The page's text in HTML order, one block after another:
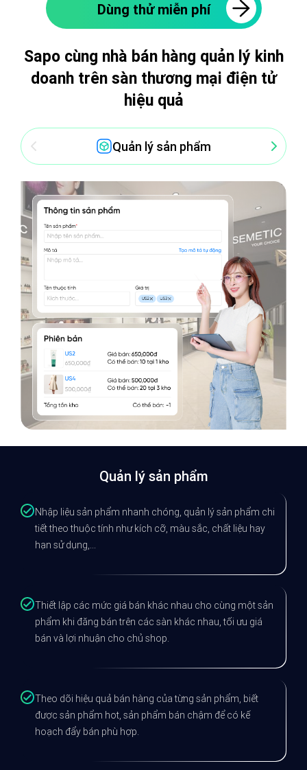
hàng. Đồng thời, AI còn tổng hợp đánh giá dựa trên
chất lượng sản phẩm và dịch vụ, mang đến cái nhìn
một cách hiệu quả.
Dùng thử miễn phí
Sapo cùng nhà bán hàng quản lý kinh
doanh trênsàn thương mại điện tử
hiệu quả
Quản lý sản phẩm
Quản lý sản phẩm
Nhập liệu sản phẩm nhanh chóng, quản lý sản phẩm chi
tiết theo thuộc tính như kích cỡ, màu sắc, chất liệu hay
hạn sử dụng,...
Thiết lập các mức giá bán khác nhau cho cùng một sản
phẩm khi đăng bán trên các sàn khác nhau, tối ưu giá
bán và lợi nhuận cho chủ shop.
Theo dõi hiệu quả bán hàng của từng sản phẩm, biết
được sản phẩm hot, sản phẩm bán chậm để có kế
hoạch đẩy bán phù hợp.